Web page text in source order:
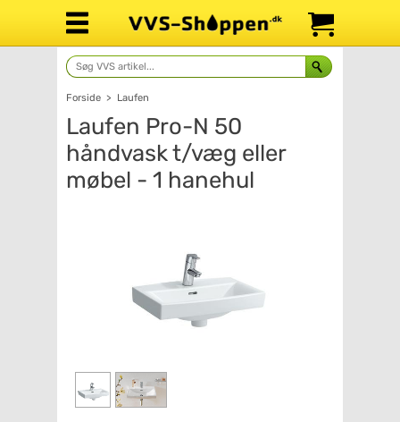
Forside > Laufen
Laufen Pro-N 50
håndvask t/væg eller
møbel - 1 hanehul